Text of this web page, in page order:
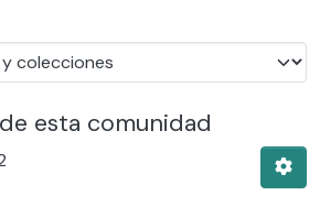
esta comunidad